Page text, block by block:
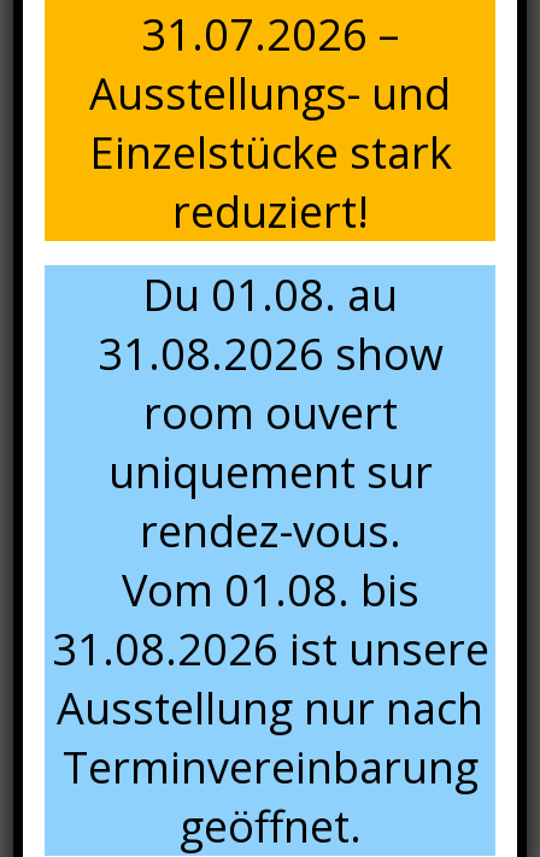
Folio Promo de Noël La gamme Folio
31.07.2026 –
Ausstellungs- und
Einzelstücke stark
reduziert!
Du 01.08. au
31.08.2026 show
room ouvert
uniquement sur
rendez-vous.
Vom 01.08. bis
31.08.2026 ist unsere
Ausstellung nur nach
Terminvereinbarung
geöffnet.